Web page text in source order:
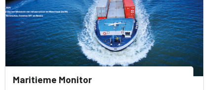
Maritieme Monitor